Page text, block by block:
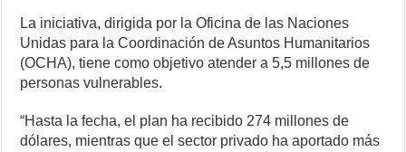
La iniciativa, dirigida por la Oficina de las Naciones
Unidas para la Coordinación de Asuntos Humanitarios
(OCHA), tiene como objetivo atender a 5,5 millones de
personas vulnerables.
“Hasta la fecha, el plan ha recibido 274 millones de
dólares, mientras que el sector privado ha aportado más